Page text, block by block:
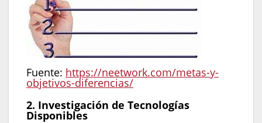
Fuente: https://neetwork.com/metas-y-
objetivos-diferencias/
2. Investigación de Tecnologías
Disponibles